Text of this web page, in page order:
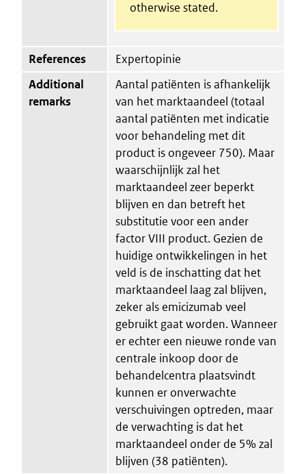
otherwise stated.
References
Expertopinie
Additional
remarks
Aantal patiënten is afhankelijk
van het marktaandeel (totaal
aantal patiënten met indicatie
voor behandeling met dit
product is ongeveer 750). Maar
waarschijnlijk zal het
marktaandeel zeer beperkt
blijven en dan betreft het
substitutie voor een ander
factor VIII product. Gezien de
huidige ontwikkelingen in het
veld is de inschatting dat het
marktaandeel laag zal blijven,
zeker als emicizumab veel
gebruikt gaat worden. Wanneer
er echter een nieuwe ronde van
centrale inkoop door de
behandelcentra plaatsvindt
kunnen er onverwachte
verschuivingen optreden, maar
de verwachting is dat het
marktaandeel onder de 5% zal
blijven (38 patiënten).